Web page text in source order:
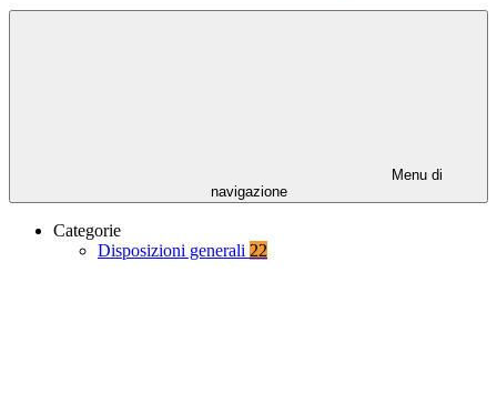
Menu di
navigazione
Categorie
Disposizioni generali 22